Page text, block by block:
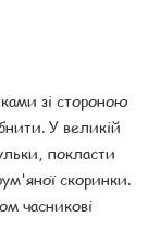
зі стороною
У великій
покласти
скоринки.
часникові